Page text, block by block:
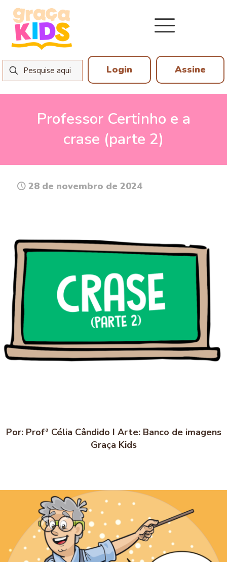
Login Assine
Professor Certinho e a
crase (parte 2)
28 de novembro de 2024
Por: Profª Célia Cândido I Arte: Banco de imagens
Graça Kids